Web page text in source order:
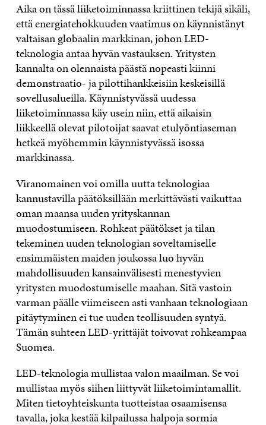
Aika on tässä liiketoiminnassa kriittinen tekijä sikäli,
että energiatehokkuuden vaatimus on käynnistänyt
valtaisan globaalin markkinan, johon LED-
teknologia antaa hyvän vastauksen. Yritysten
kannalta on olennaista päästä nopeasti kiinni
demonstraatio- ja pilottihankkeisiin keskeisillä
sovellusalueilla. Käynnistyvässä uudessa
liiketoiminnassa käy usein niin, että aikaisin
liikkeellä olevat pilotoijat saavat etulyöntiaseman
hetkeä myöhemmin käynnistyvässä isossa
markkinassa.
Viranomainen voi omilla uutta teknologiaa
kannustavilla päätöksillään merkittävästi vaikuttaa
oman maansa uuden yrityskannan
muodostumiseen. Rohkeat päätökset ja tilan
tekeminen uuden teknologian soveltamiselle
ensimmäisten maiden joukossa luo hyvän
mahdollisuuden kansainvälisesti menestyvien
yritysten muodostumiselle maahan. Sitä vastoin
varman päälle viimeiseen asti vanhaan teknologiaan
pitäytyminen ei tue uuden teollisuuden syntyä.
Tämän suhteen LED-yrittäjät toivovat rohkeampaa
Suomea.
LED-teknologia mullistaa valon maailman. Se voi
mullistaa myös siihen liittyvät liiketoimintamallit.
Miten tietoyhteiskunta tuotteistaa osaamisensa
tavalla, joka kestää kilpailussa halpoja sormia